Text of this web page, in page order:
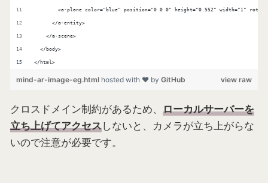
<a-plane color="blue" position="0 0 0" height="0.552" width="1"
      </a-entity>
    </a-scene>
  </body>
</html>
view raw
mind-ar-image-eg.html hosted with ❤ by GitHub
クロスドメイン制約があるため、 ローカルサーバーを
立ち上げてアクセスしないと、カメラが立ち上がらな
いので注意が必要です。